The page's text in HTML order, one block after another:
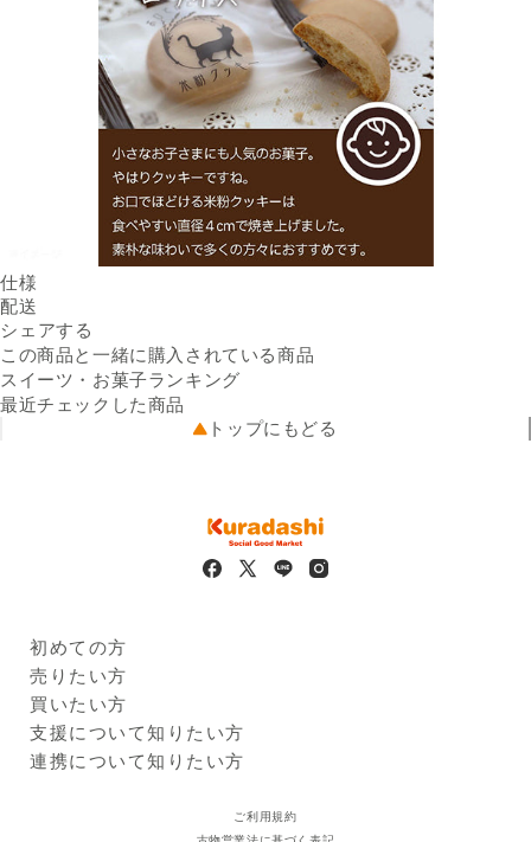
仕様
内容量
原材料名
【米粉ガトーショコラ】液卵
モンドパウダー、ココアパウ
【米粉クッキー】米粉（国内
製造）、バター、アーモンド
パウダー、砂糖、豆乳、食塩
栄養成分
んぱく質：0.6g、脂質：
配送
送料
可能性があります。
出荷元
配送業者
青森県、岩手県、宮城県、秋
県、新潟県、富山県、石川
県、福井県、山梨県、長野
県、岐阜県、静岡県、愛知
シェアする
この商品と一緒に購入されている商品
スイーツ・お菓子ランキング
最近チェックした商品
トップにもどる
初めての方
Kuradashiとは
ご利用ガイド
売りたい方
クラダシに出品する
出品企業
買いたい方
商品一覧
ログイン・新規登録
支援について知りたい方
支援レポート
連携について知りたい方
ご利用規約